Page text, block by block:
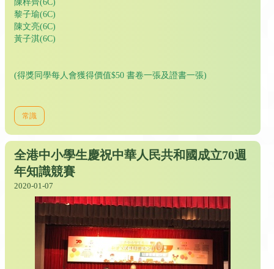
陳梓齊(6C)
黎子瑜(6C)
陳文亮(6C)
黃子淇(6C)
(得獎同學每人會獲得價值$50 書卷一張及證書一張)
常識
全港中小學生慶祝中華人民共和國成立70週
年知識競賽
2020-01-07